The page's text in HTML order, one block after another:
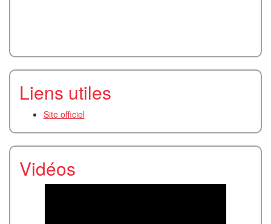
Liens utiles
Site officiel
Vidéos